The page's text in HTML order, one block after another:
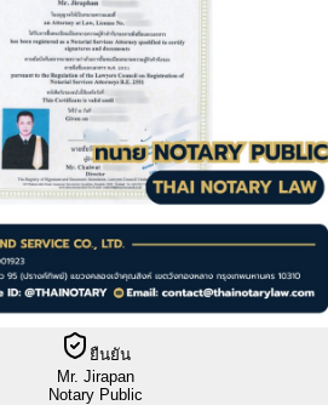
ยืนยัน
Mr. Jirapan
Notary Public